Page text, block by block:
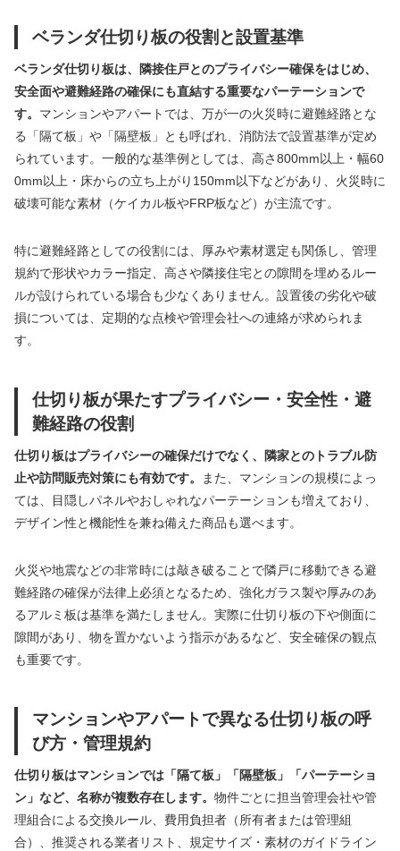
ベランダ仕切り板の役割と設置基準
ベランダ仕切り板は、隣接住戸とのプライバシー確保をはじめ、
安全面や避難経路の確保にも直結する重要なパーテーションで
す。 マンションやアパートでは、万が一の火災時に避難経路とな
る「隔て板」や「隔壁板」とも呼ばれ、消防法で設置基準が定め
られています。一般的な基準例としては、高さ800mm以上・幅60
0mm以上・床からの立ち上がり150mm以下などがあり、火災時に
破壊可能な素材（ケイカル板やFRP板など）が主流です。
特に避難経路としての役割には、厚みや素材選定も関係し、管理
規約で形状やカラー指定、高さや隣接住宅との隙間を埋めるルー
ルが設けられている場合も少なくありません。設置後の劣化や破
損については、定期的な点検や管理会社への連絡が求められま
す。
仕切り板が果たすプライバシー・安全性・避
難経路の役割
仕切り板はプライバシーの確保だけでなく、隣家とのトラブル防
止や訪問販売対策にも有効です。
また、マンションの規模によっ
ては、目隠しパネルやおしゃれなパーテーションも増えており、
デザイン性と機能性を兼ね備えた商品も選べます。
火災や地震などの非常時には敲き破ることで隣戸に移動できる避
難経路の確保が法律上必須となるため、強化ガラス製や厚みのあ
るアルミ板は基準を満たしません。実際に仕切り板の下や側面に
隙間があり、物を置かないよう指示があるなど、安全確保の観点
も重要です。
マンションやアパートで異なる仕切り板の呼
び方・管理規約
仕切り板はマンションでは「隔て板」「隔壁板」「パーテーショ
ン」など、名称が複数存在します。 物件ごとに担当管理会社や管
理組合による交換ルール、費用負担者（所有者または管理組
合）、推奨される業者リスト、規定サイズ・素材のガイドライン